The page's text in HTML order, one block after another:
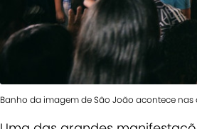
Banho da imagem de São João acontece